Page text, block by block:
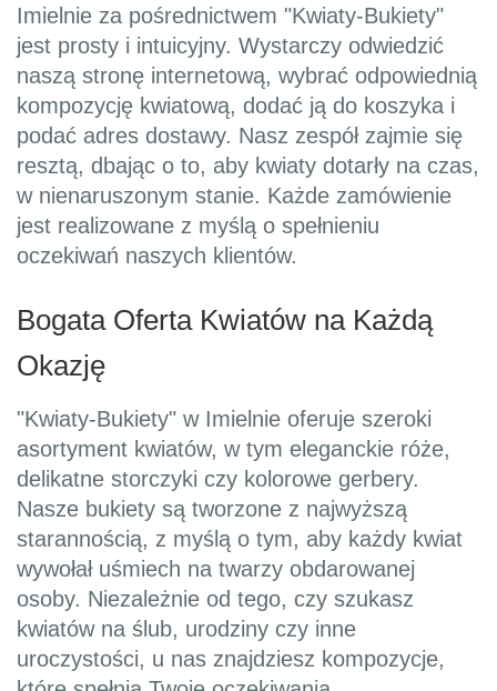
Imielnie za pośrednictwem "Kwiaty-Bukiety"
jest prosty i intuicyjny. Wystarczy odwiedzić
naszą stronę internetową, wybrać odpowiednią
kompozycję kwiatową, dodać ją do koszyka i
podać adres dostawy. Nasz zespół zajmie się
resztą, dbając o to, aby kwiaty dotarły na czas,
w nienaruszonym stanie. Każde zamówienie
jest realizowane z myślą o spełnieniu
oczekiwań naszych klientów.
Bogata Oferta Kwiatów na Każdą
Okazję
"Kwiaty-Bukiety" w Imielnie oferuje szeroki
asortyment kwiatów, w tym eleganckie róże,
delikatne storczyki czy kolorowe gerbery.
Nasze bukiety są tworzone z najwyższą
starannością, z myślą o tym, aby każdy kwiat
wywołał uśmiech na twarzy obdarowanej
osoby. Niezależnie od tego, czy szukasz
kwiatów na ślub, urodziny czy inne
uroczystości, u nas znajdziesz kompozycje,